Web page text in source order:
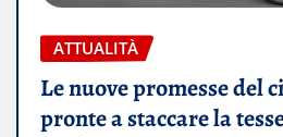
ATTUALITÀ
Le nuove promesse del
pronte a staccare la